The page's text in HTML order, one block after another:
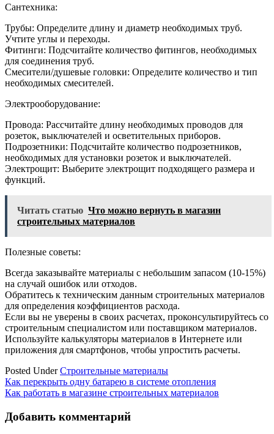
Сантехника:
Трубы: Определите длину и диаметр необходимых труб.
Учтите углы и переходы.
Фитинги: Подсчитайте количество фитингов, необходимых
для соединения труб.
Смесители/душевые головки: Определите количество и тип
необходимых смесителей.
Электрооборудование:
Провода: Рассчитайте длину необходимых проводов для
розеток, выключателей и осветительных приборов.
Подрозетники: Подсчитайте количество подрозетников,
необходимых для установки розеток и выключателей.
Электрощит: Выберите электрощит подходящего размера и
функций.
Читать статью Что можно вернуть в магазин
строительных материалов
Полезные советы:
Всегда заказывайте материалы с небольшим запасом (10-15%)
на случай ошибок или отходов.
Обратитесь к техническим данным строительных материалов
для определения коэффициентов расхода.
Если вы не уверены в своих расчетах, проконсультируйтесь со
строительным специалистом или поставщиком материалов.
Используйте калькуляторы материалов в Интернете или
приложения для смартфонов, чтобы упростить расчеты.
Posted UnderСтроительные материалы
Навигация
по
записям
Как перекрыть одну батарею в системе отопления
Как работать в магазине строительных материалов
Добавить комментарий